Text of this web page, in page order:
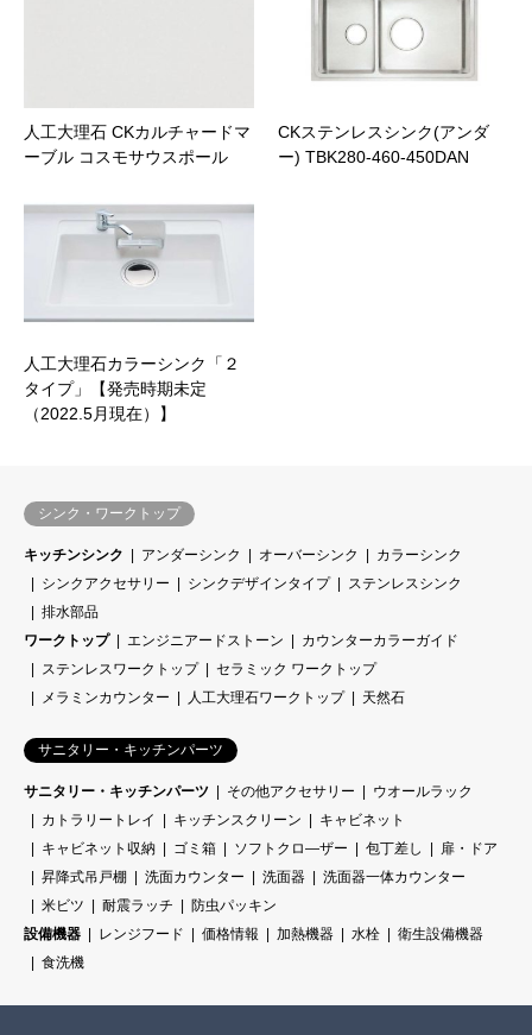
人工大理石 CKカルチャードマ
ーブル コスモサウスポール
CKステンレスシンク(アンダ
ー) TBK280-460-450DAN
人工大理石カラーシンク「２
タイプ」【発売時期未定
（2022.5月現在）】
シンク・ワークトップ
キッチンシンク アンダーシンク オーバーシンク
カラーシンク
シンクアクセサリー
シンクデザインタイプ
ステンレスシンク
排水部品
ワークトップ
エンジニアードストーン
カウンターカラーガイド
ステンレスワークトップ
セラミック ワークトップ
メラミンカウンター
人工大理石ワークトップ 天然石
サニタリー・キッチンパーツ
サニタリー・キッチンパーツ その他アクセサリー
ウオールラック
カトラリートレイ
キッチンスクリーン
キャビネット
キャビネット収納
ゴミ箱 ソフトクロ―ザー 包丁差し
扉・ドア
昇降式吊戸棚
洗面カウンター 洗面器
洗面器一体カウンター
米ビツ
耐震ラッチ
防虫パッキン
設備機器
レンジフード 価格情報 加熱機器 水栓
衛生設備機器
食洗機